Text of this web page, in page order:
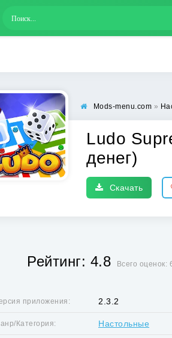
Mods-menu.com »
Ludo
денег)
Скачать
Рейтинг: 4.8 Всего оценок:
приложения: 2.3.2
Категория: Настольные